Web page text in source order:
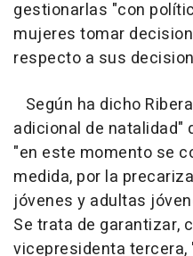
gestionarlas "con
mujeres tomar
respecto a sus
Según ha dicho
adicional de natalidad"
"en este momento se
medida, por la
jóvenes y adultas
Se trata de garantizar,
vicepresidenta